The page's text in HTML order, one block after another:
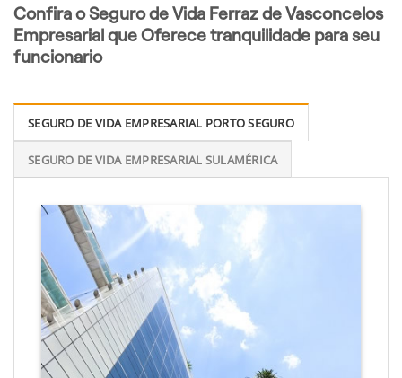
Confira o Seguro de Vida Ferraz de Vasconcelos
Empresarial que Oferece tranquilidade para seu
funcionario
SEGURO DE VIDA EMPRESARIAL PORTO SEGURO
SEGURO DE VIDA EMPRESARIAL SULAMÉRICA